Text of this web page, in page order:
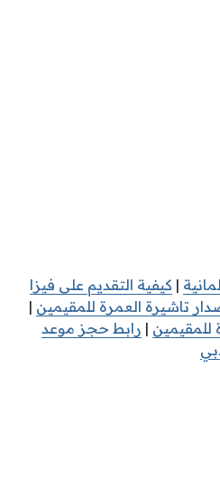
| كيفية التقديم على فيزا
تاشيرة العمرة للمقيمين |
للمقيمين | رابط حجز موعد